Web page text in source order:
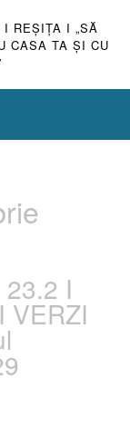
I REŞIŢA I „SĂ
CASA TA ŞI CU
I
VERZI